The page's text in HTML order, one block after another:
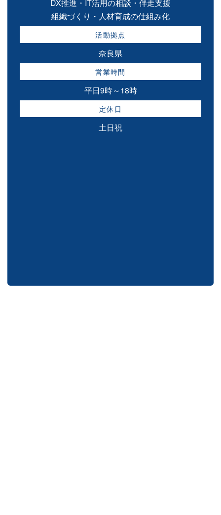
DX推進・IT活用の相談・伴走支援
組織づくり・人材育成の仕組み化
活動拠点
奈良県
営業時間
平日9時～18時
定休日
土日祝